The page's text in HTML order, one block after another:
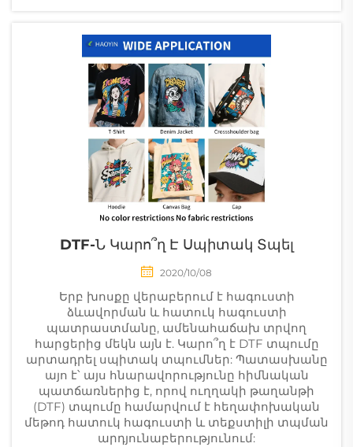
DTF-Ն Կարո՞ղ Է Սպիտակ Տպել
2020/10/08
Երբ խոսքը վերաբերում է հագուստի
ձևավորման և հատուկ հագուստի
պատրաստմանը, ամենահաճախ տրվող
հարցերից մեկն այն է. Կարո՞ղ է DTF տպումը
արտադրել սպիտակ տպումներ: Պատասխանը
այո է՝ այս հնարավորությունը հիմնական
պատճառներից է, որով ուղղակի թաղանթի
(DTF) տպումը համարվում է հեղափոխական
մեթոդ հատուկ հագուստի և տեքստիլի տպման
արդյունաբերությունում: